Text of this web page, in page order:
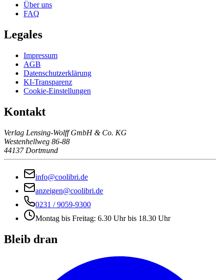
Über uns
FAQ
Legales
Impressum
AGB
Datenschutzerklärung
KI-Transparenz
Cookie-Einstellungen
Kontakt
Verlag Lensing-Wolff GmbH & Co. KG
Westenhellweg 86-88
44137 Dortmund
info@coolibri.de
anzeigen@coolibri.de
0231 / 9059-9300
Montag bis Freitag: 6.30 Uhr bis 18.30 Uhr
Bleib dran